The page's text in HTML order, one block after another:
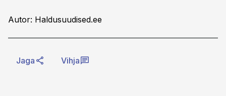
Autor: Haldusuudised.ee
Jaga Vihja